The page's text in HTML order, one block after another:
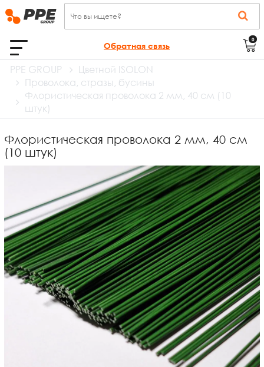
Обратная связь
0
PPE GROUP
Цветной ISOLON
Проволока, стразы, бусины
Флористическая проволока 2 мм, 40 см (10
штук)
Флористическая проволока 2 мм, 40 см
(10 штук)